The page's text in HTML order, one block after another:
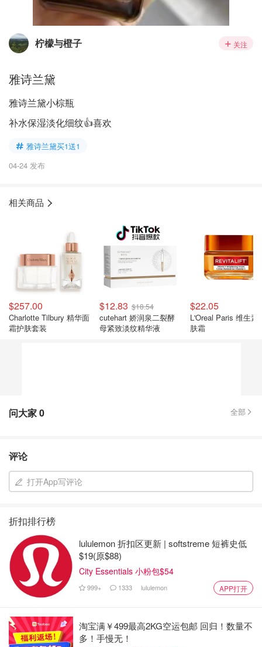
柠檬与橙子 关注
雅诗兰黛
雅诗兰黛小棕瓶
补水保湿淡化细纹👍喜欢
雅诗兰黛买1送1
04-24 发布
相关商品
$257.00
Charlotte Tilbury 精华面
霜护肤套装
$12.83 $18.54
cutehart 娇润泉二裂酵
母紧致淡纹精华液
$22.05
L'Oreal Paris 维生素
肤霜
问大家0 全部
评论
打开App写评论
折扣排行榜
lululemon 折扣区更新 | softstreme 短裤史低
$19(原$88)
City Essentials 小粉包$54
999+ 1333 lululemon APP打开
淘宝满￥499最高2KG空运包邮 回归！数量不
多！手慢无！